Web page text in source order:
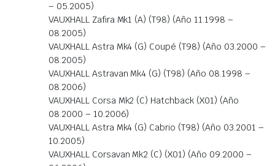
– 05.2005)
VAUXHALL Zafira Mk1 (A) (T98) (Año 11.1998 –
08.2005)
VAUXHALL Astra Mk4 (G) Coupé (T98) (Año 03.2000 –
08.2005)
VAUXHALL Astravan Mk4 (G) (T98) (Año 08.1998 –
08.2006)
VAUXHALL Corsa Mk2 (C) Hatchback (X01) (Año
08.2000 – 10.2006)
VAUXHALL Astra Mk4 (G) Cabrio (T98) (Año 03.2001 –
10.2005)
VAUXHALL Corsavan Mk2 (C) (X01) (Año 09.2000 –